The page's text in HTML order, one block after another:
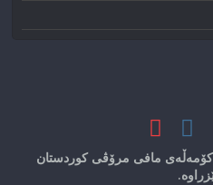
مافی مرۆڤی کوردستان